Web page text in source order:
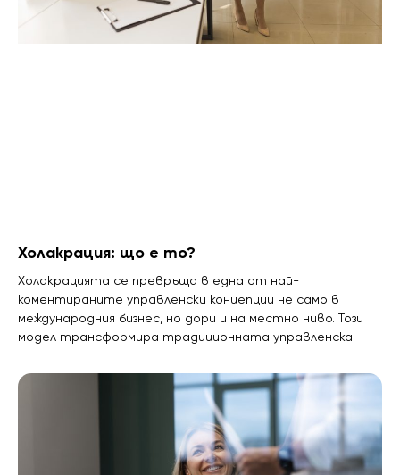
Холакрация: що е то?
Холакрацията се превръща в една от най-
коментираните управленски концепции не само в
международния бизнес, но дори и на местно ниво. Този
модел трансформира традиционната управленска